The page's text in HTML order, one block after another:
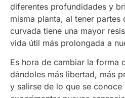
diferentes profundidades y
misma planta, al tener partes
curvada tiene una mayor
vida útil más prolongada a
Es hora de cambiar la forma
dándoles más libertad, más
y salirse de lo que se conoce